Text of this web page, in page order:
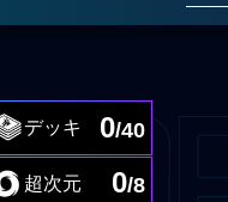
デッキ 0/40
超次元 0/8